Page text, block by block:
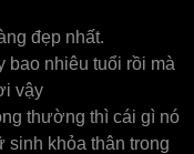
đẹp nhất.
bao nhiêu tuổi rồi mà
vậy
thường thì cái gì nó
sinh khỏa thân trong